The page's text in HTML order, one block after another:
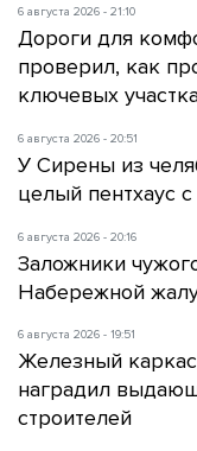
6 августа 2026 - 21:10
Дороги для
проверил, как
ключевых
6 августа 2026 - 20:51
У Сирены из
целый пентхаус
6 августа 2026 - 20:16
Заложники
Набережной
6 августа 2026 - 19:51
Железный
наградил
строителей